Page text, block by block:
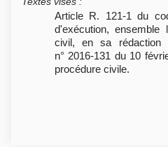
Article R. 121-1 du
d'exécution,
civil, en sa rédaction
n° 2016-131 du 10
procédure civile.